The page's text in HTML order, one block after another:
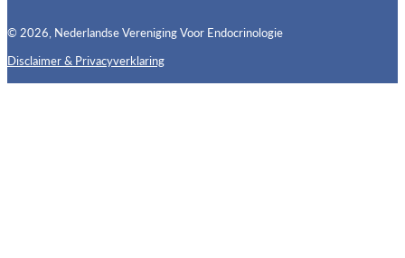
© 2026, Nederlandse Vereniging Voor Endocrinologie
Disclaimer & PrivacyverklaringFollow us on X